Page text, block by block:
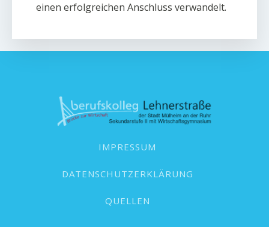
einen erfolgreichen Anschluss verwandelt.
IMPRESSUM
DATENSCHUTZERKLÄRUNG
QUELLEN